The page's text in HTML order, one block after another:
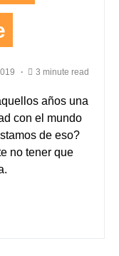
3 minute read
años una
con el mundo
de eso?
no tener que